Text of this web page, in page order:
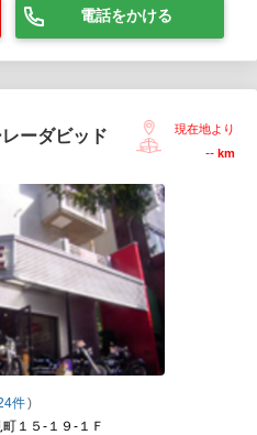
電話をかける
ーダビッド
現在地より
-- km
件)
１５-１９-１Ｆ